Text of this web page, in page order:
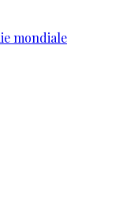
mondiale